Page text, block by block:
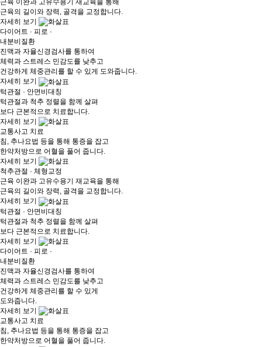
근육 이완과 고유수용기 재교육을 통해
근육의 길이와 장력, 골격을 교정합니다.
자세히 보기
다이어트 · 피로 ·
내분비질환
진맥과 자율신경검사를 통하여
체력과 스트레스 민감도를 낮추고
건강하게 체중관리를 할 수 있게 도와줍니다.
자세히 보기
턱관절 · 안면비대칭
턱관절과 척추 정렬을 함께 살펴
보다 근본적으로 치료합니다.
자세히 보기
교통사고 치료
침, 추나요법 등을 통해 통증을 잡고
한약처방으로 어혈을 풀어 줍니다.
자세히 보기
척추관절 · 체형교정
근육 이완과 고유수용기 재교육을 통해
근육의 길이와 장력, 골격을 교정합니다.
자세히 보기
턱관절 · 안면비대칭
턱관절과 척추 정렬을 함께 살펴
보다 근본적으로 치료합니다.
자세히 보기
다이어트 · 피로 ·
내분비질환
진맥과 자율신경검사를 통하여
체력과 스트레스 민감도를 낮추고
건강하게 체중관리를 할 수 있게
도와줍니다.
자세히 보기
교통사고 치료
침, 추나요법 등을 통해 통증을 잡고
한약처방으로 어혈을 풀어 줍니다.